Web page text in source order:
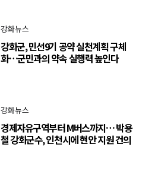
강화뉴스
강화군, 민선9기 공약 실천계획 구체
화…군민과의 약속 실행력 높인다
강화뉴스
경제자유구역부터 M버스까지… 박용
철 강화군수, 인천시에 현안 지원 건의